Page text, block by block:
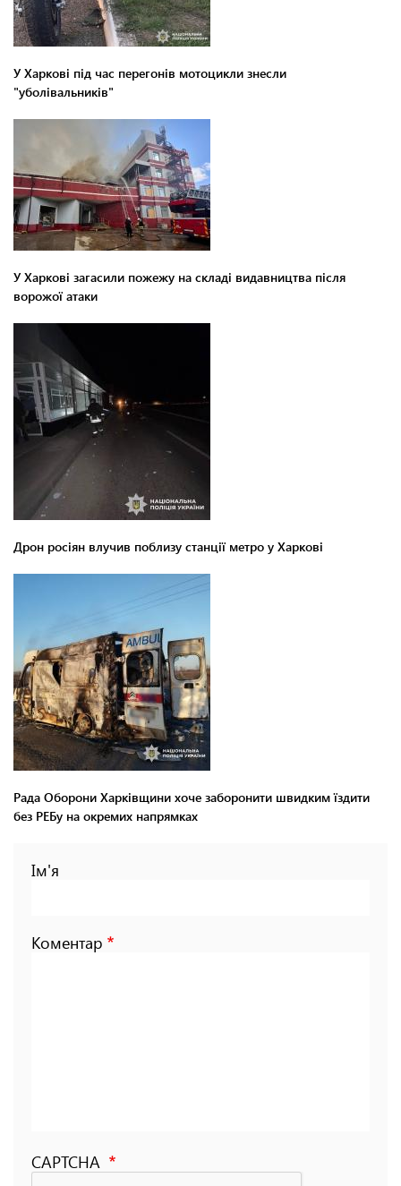
У Харкові під час перегонів мотоцикли знесли
"уболівальників"
У Харкові загасили пожежу на складі видавництва після
ворожої атаки
Дрон росіян влучив поблизу станції метро у Харкові
Рада Оборони Харківщини хоче заборонити швидким їздити
без РЕБу на окремих напрямках
Ім'я
Коментар
CAPTCHA